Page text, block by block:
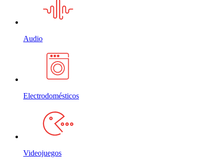
Audio
Electrodomésticos
Videojuegos